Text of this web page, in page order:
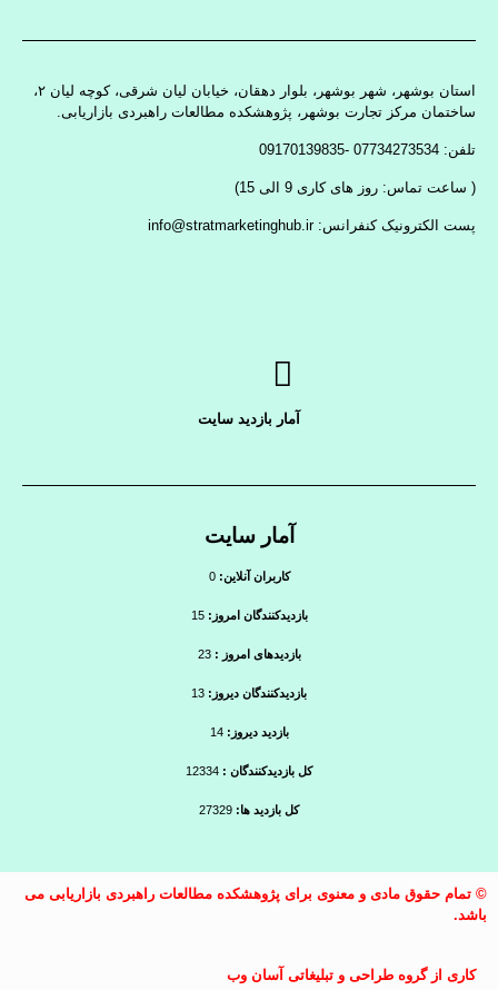
استان بوشهر، شهر بوشهر، بلوار دهقان، خیابان لیان شرقی، کوچه لیان ۲،
ساختمان مرکز تجارت بوشهر، پژوهشکده مطالعات راهبردی بازاریابی.
تلفن: 07734273534 -09170139835
( ساعت تماس: روز های کاری 9 الی 15)
پست الکترونیک کنفرانس: info@stratmarketinghub.ir
آمار بازدید سایت
آمار سایت
کاربران آنلاین:0
بازدیدکنندگان امروز: 15
بازدیدهای امروز : 23
بازدیدکنندگان دیروز:
بازدید دیروز:14
کل بازدیدکنندگان :
کل بازدید ها:
© تمام حقوق مادی و معنوی برای پژوهشکده مطالعات راهبردی بازاریابی می
باشد.
کاری از گروه طراحی و تبلیغاتی آسان وب